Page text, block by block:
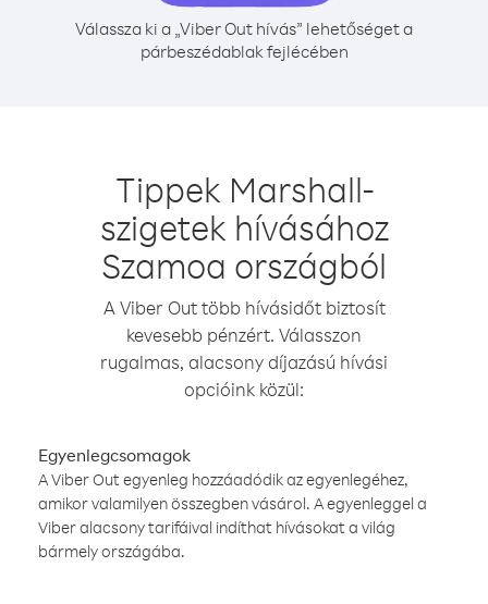
Válassza ki a „Viber Out hívás” lehetőséget a
párbeszédablak fejlécében
Tippek Marshall-
szigetek hívásához
Szamoa országból
A Viber Out több hívásidőt biztosít
kevesebb pénzért. Válasszon
rugalmas, alacsony díjazású hívási
opcióink közül:
Egyenlegcsomagok
A Viber Out egyenleg hozzáadódik az egyenlegéhez,
amikor valamilyen összegben vásárol. A egyenleggel a
Viber alacsony tarifáival indíthat hívásokat a világ
bármely országába.